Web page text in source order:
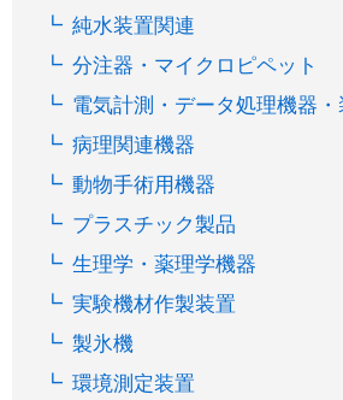
純水装置関連
分注器・マイクロピペット
電気計測・データ処理機器・
病理関連機器
動物手術用機器
プラスチック製品
生理学・薬理学機器
実験機材作製装置
製氷機
環境測定装置